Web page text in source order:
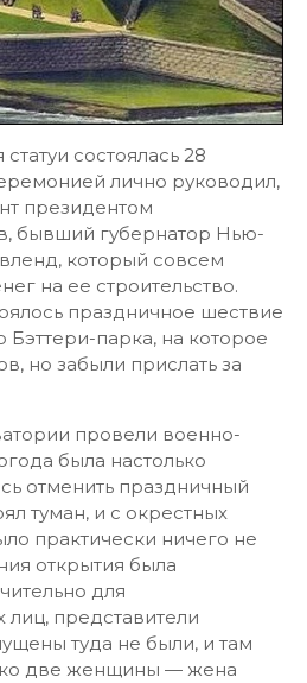
состоялась 28
лично руководил,
президентом
бывший губернатор Нью-
который совсем
на ее строительство.
праздничное шествие
парка, на которое
но забыли прислать за
провели военно-
была настолько
отменить праздничный
туман, и с окрестных
практически ничего не
открытия была
для
лиц, представители
туда не были, и там
две женщины — жена